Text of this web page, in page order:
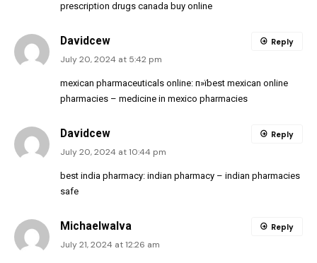
prescription drugs canada buy online
Davidcew
July 20, 2024 at 5:42 pm
mexican pharmaceuticals online: п»їbest mexican online
pharmacies – medicine in mexico pharmacies
Reply
Davidcew
July 20, 2024 at 10:44 pm
best india pharmacy: indian pharmacy – indian pharmacies
safe
Reply
MichaelwaIva
July 21, 2024 at 12:26 am
Reply